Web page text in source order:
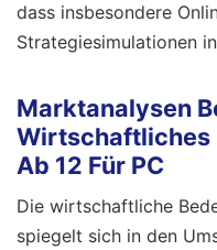
dass insbesondere
Strategiesimulationen
Marktanalysen
Wirtschaftliches
Ab 12 Für PC
Die wirtschaftliche
spiegelt sich in den